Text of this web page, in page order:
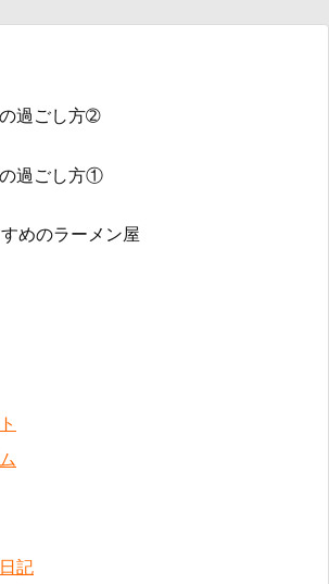
過ごし方➁
過ごし方①
めのラーメン屋
記